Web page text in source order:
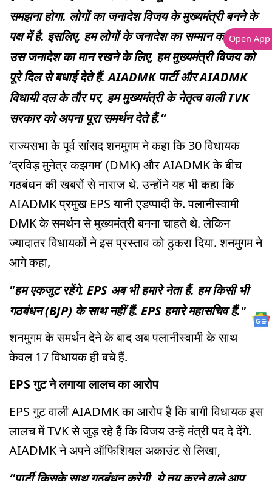
समझना होगा. लोगों का जनादेश विजय के मुख्यमंत्री बनने के
पक्ष में है. इसलिए, हम लोगों के जनादेश का सम्मान करते हैं.
उस जनादेश का मान रखने के लिए, हम मुख्यमंत्री विजय को
पूरे दिल से बधाई देते हैं. AIADMK पार्टी और AIADMK
विधायी दल के तौर पर, हम मुख्यमंत्री के नेतृत्व वाली TVK
सरकार को अपना पूरा समर्थन देते हैं.”
राज्यसभा के पूर्व सांसद शनमुगम ने कहा कि 30 विधायक
‘द्रविड़ मुनेत्र कझगम’ (DMK) और AIADMK के बीच
गठबंधन की खबरों से नाराज थे. उन्होंने यह भी कहा कि
AIADMK प्रमुख EPS यानी एडप्पादी के. पलानीस्वामी
DMK के समर्थन से मुख्यमंत्री बनना चाहते थे. लेकिन
ज्यादातर विधायकों ने इस प्रस्ताव को ठुकरा दिया. शनमुगम ने
आगे कहा,
"हम एकजुट रहेंगे. EPS अब भी हमारे नेता हैं. हम किसी भी
गठबंधन (BJP) के साथ नहीं हैं. EPS हमारे महासचिव हैं."
शनमुगम के समर्थन देने के बाद अब पलानीस्वामी के साथ
केवल 17 विधायक ही बचे हैं.
EPS गुट ने लगाया लालच का आरोप
EPS गुट वाली AIADMK का आरोप है कि बागी विधायक इस
लालच में TVK से जुड़ रहे हैं कि विजय उन्हें मंत्री पद दे देंगे.
AIADMK ने अपने ऑफिशियल अकाउंट से लिखा,
Open App